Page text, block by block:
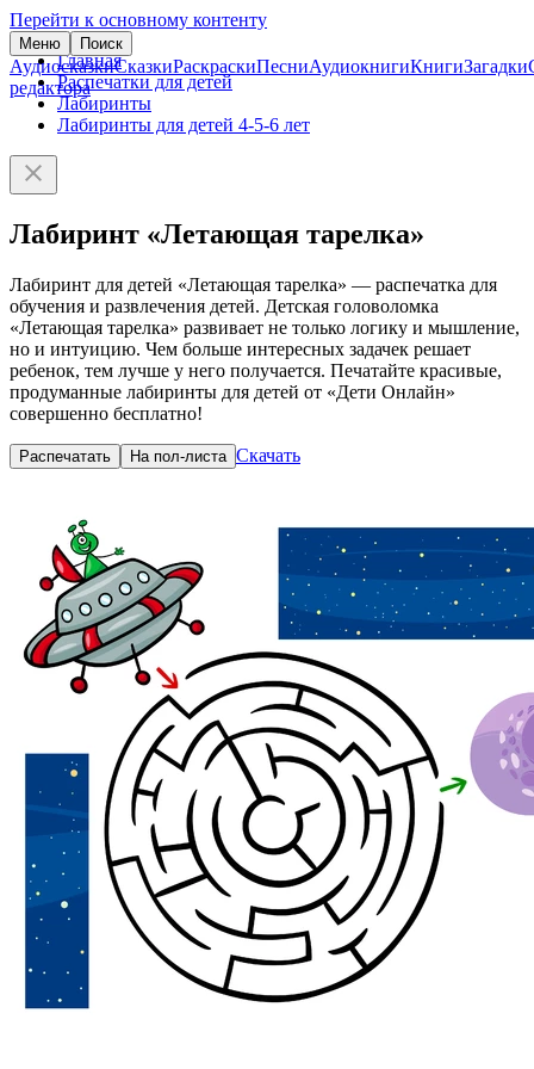
Перейти к основному контенту
Меню Поиск
АудиосказкиСказкиРаскраскиПесниАудиокнигиКнигиЗагадки
редактора
Главная
Распечатки для детей
Лабиринты
Лабиринты для детей 4-5-6 лет
Лабиринт «Летающая тарелка»
Лабиринт для детей «Летающая тарелка» — распечатка для
обучения и развлечения детей. Детская головоломка
«Летающая тарелка» развивает не только логику и мышление,
но и интуицию. Чем больше интересных задачек решает
ребенок, тем лучше у него получается. Печатайте красивые,
продуманные лабиринты для детей от «Дети Онлайн»
совершенно бесплатно!
Распечатать На пол-листа Скачать